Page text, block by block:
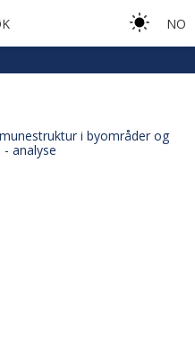
NO
i byområder og
analyse